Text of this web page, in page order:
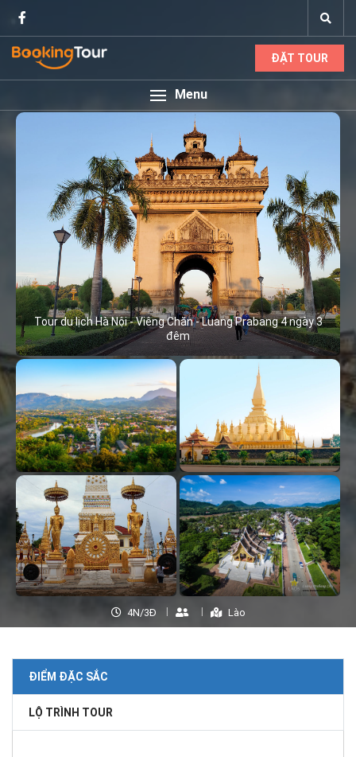
ĐẶT TOUR
Menu
Tour du lịch Hà Nội - Viêng Chăn - Luang Prabang 4 ngày 3
đêm
4N/3Đ Lào
ĐIỂM ĐẶC SẮC
LỘ TRÌNH TOUR